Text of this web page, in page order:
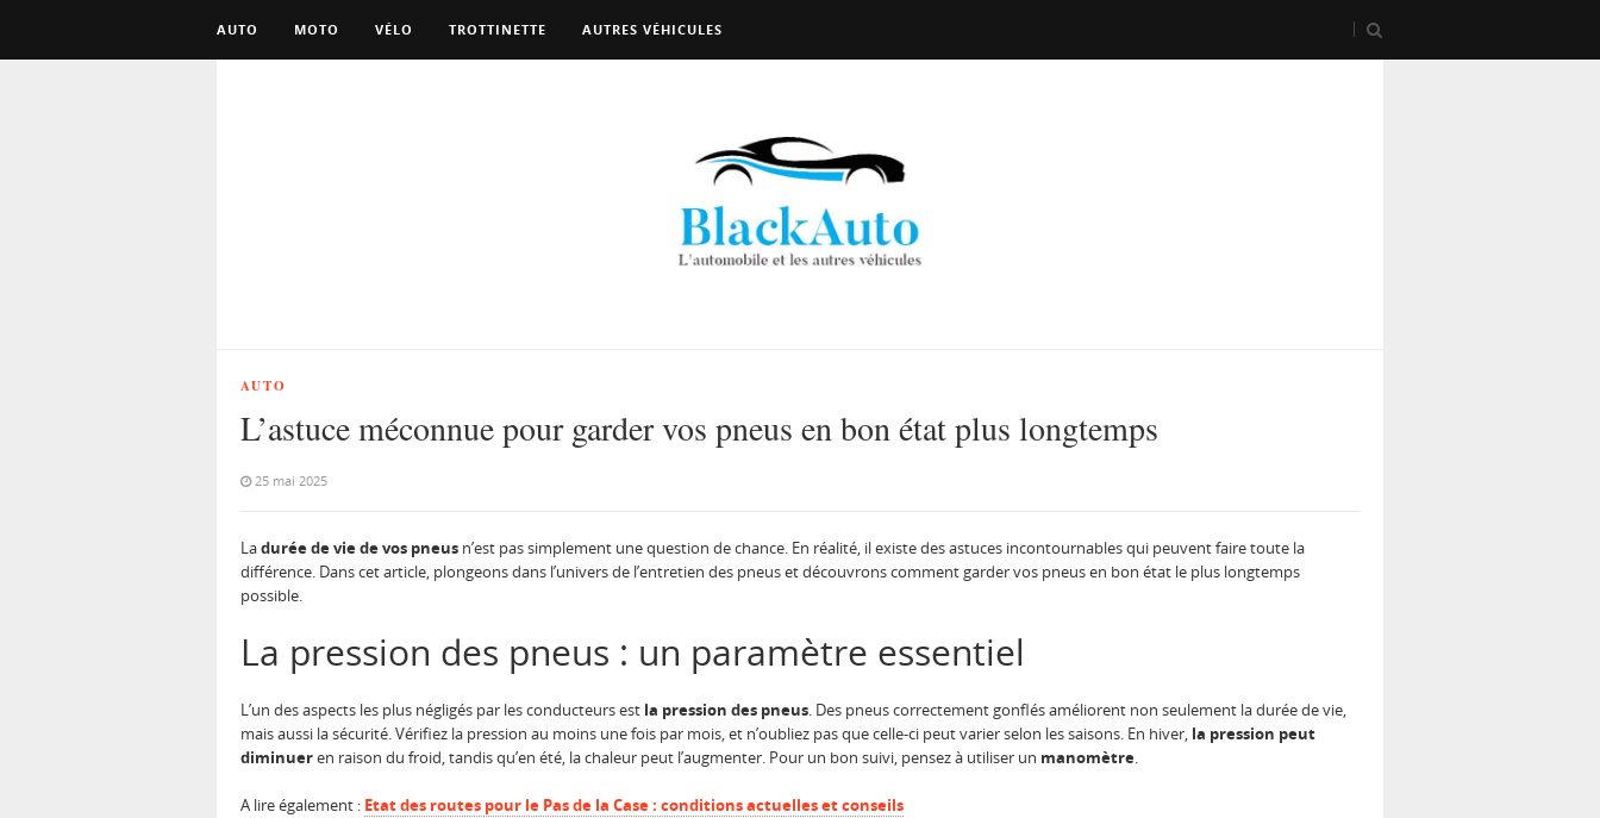
AUTO MOTO VÉLO TROTTINETTE AUTRES VÉHICULES
AUTO
L’astuce méconnue pour garder vos pneus en bon état plus longtemps
25 mai 2025
Ladurée de vie de vos pneus n’est pas simplement une question de chance. En réalité, il existe des astuces incontournables qui peuvent faire toute la
différence. Dans cet article, plongeons dans l’univers de l’entretien des pneus et découvrons comment garder vos pneus en bon état le plus longtemps
possible.
La pression des pneus : un paramètre essentiel
L’un des aspects les plus négligés par les conducteurs est la pression des pneus. Des pneus correctement gonflés améliorent non seulement la durée de vie,
mais aussi la sécurité. Vérifiez la pression au moins une fois par mois, et n’oubliez pas que celle-ci peut varier selon les saisons. En hiver, la pression peut
diminueren raison du froid, tandis qu’en été, la chaleur peut l’augmenter. Pour un bon suivi, pensez à utiliser un manomètre.
A lire également : Etat des routes pour le Pas de la Case : conditions actuelles et conseils